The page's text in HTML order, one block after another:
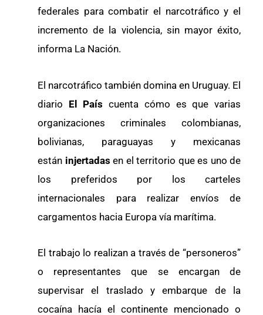
federales para combatir el narcotráfico y el
incremento de la violencia, sin mayor éxito,
informa La Nación.
El narcotráfico también domina en Uruguay. El
diario El País cuenta cómo es que varias
organizaciones criminales colombianas,
bolivianas, paraguayas y mexicanas
están injertadas en el territorio que es uno de
los preferidos por los carteles
internacionales para realizar envíos de
cargamentos hacia Europa vía marítima.
El trabajo lo realizan a través de “personeros”
o representantes que se encargan de
supervisar el traslado y embarque de la
cocaína hacía el continente mencionado o